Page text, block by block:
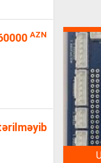
AZN